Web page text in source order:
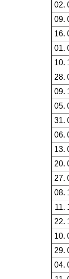
02.
09.
16.
01.
10.
28.
09.
05.
31.
06.
13.
20.
27.
08.
11.
22.
10.
29.
04.